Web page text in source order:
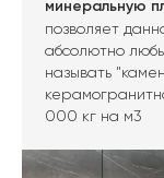
минеральную
позволяет
абсолютно
называть
000 кг на м3